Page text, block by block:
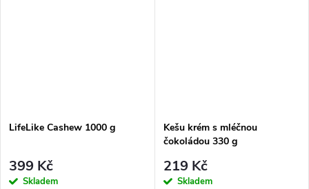
LifeLike Cashew 1000 g
399 Kč
Skladem
Kešu krém s mléčnou
čokoládou 330 g
219 Kč
Skladem